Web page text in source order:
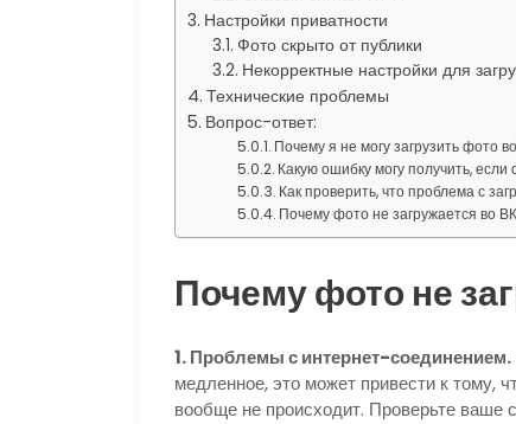
Настройки приватности
Фото скрыто от публики
Некорректные настройки для
Технические проблемы
Вопрос-ответ:
Почему я не могу загрузить фото
Какую ошибку могу получить,
Как проверить, что проблема с
Почему фото не загружается во
Почему фото не
1. Проблемы с интернет-соединением.
медленное, это может привести к тому,
вообще не происходит. Проверьте ваше